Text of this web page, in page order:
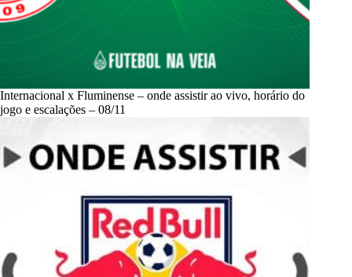
Internacional x Fluminense – onde assistir ao vivo, horário do
jogo e escalações – 08/11